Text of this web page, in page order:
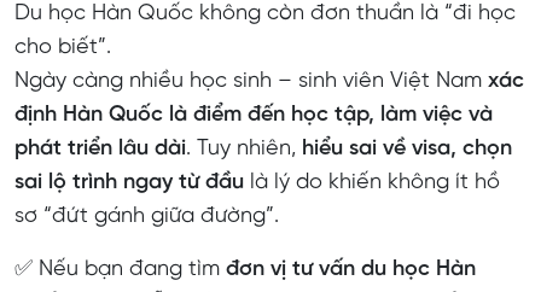
Hàn Quốc: D4 → D2 → D10 → E7 → F2
Câu Hỏi Thường Gặp Về Du Học Hàn Quốc & Visa
Du học Hàn Quốc nên bắt đầu bằng visa D4 hay
D2?
Visa D4 là gì và có được làm thêm không?
dài không?
Du học Hàn Quốc không còn đơn thuần là “đi học
cho biết”.
Ngày càng nhiều học sinh – sinh viên Việt Nam xác
định Hàn Quốc là điểm đến học tập, làm việc và
phát triển lâu dài. Tuy nhiên, hiểu sai về visa, chọn
sai lộ trình ngay từ đầu là lý do khiến không ít hồ
sơ “đứt gánh giữa đường”.
✅ Nếu bạn đang tìm đơn vị tư vấn du học Hàn